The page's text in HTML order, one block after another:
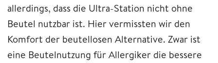
allerdings, dass die Ultra-Station nicht ohne
Beutel nutzbar ist. Hier vermissten wir den
Komfort der beutellosen Alternative. Zwar ist
eine Beutelnutzung für Allergiker die bessere